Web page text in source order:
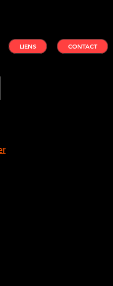
LIENS CONTACT